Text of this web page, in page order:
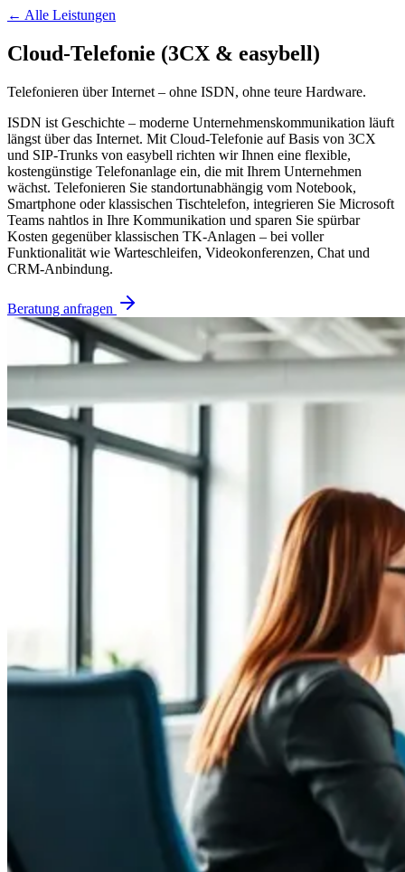
← Alle Leistungen
Cloud-Telefonie (3CX & easybell)
Telefonieren über Internet – ohne ISDN, ohne teure Hardware.
ISDN ist Geschichte – moderne Unternehmenskommunikation läuft
längst über das Internet. Mit Cloud-Telefonie auf Basis von 3CX
und SIP-Trunks von easybell richten wir Ihnen eine flexible,
kostengünstige Telefonanlage ein, die mit Ihrem Unternehmen
wächst. Telefonieren Sie standortunabhängig vom Notebook,
Smartphone oder klassischen Tischtelefon, integrieren Sie Microsoft
Teams nahtlos in Ihre Kommunikation und sparen Sie spürbar
Kosten gegenüber klassischen TK-Anlagen – bei voller
Funktionalität wie Warteschleifen, Videokonferenzen, Chat und
CRM-Anbindung.
Beratung anfragen